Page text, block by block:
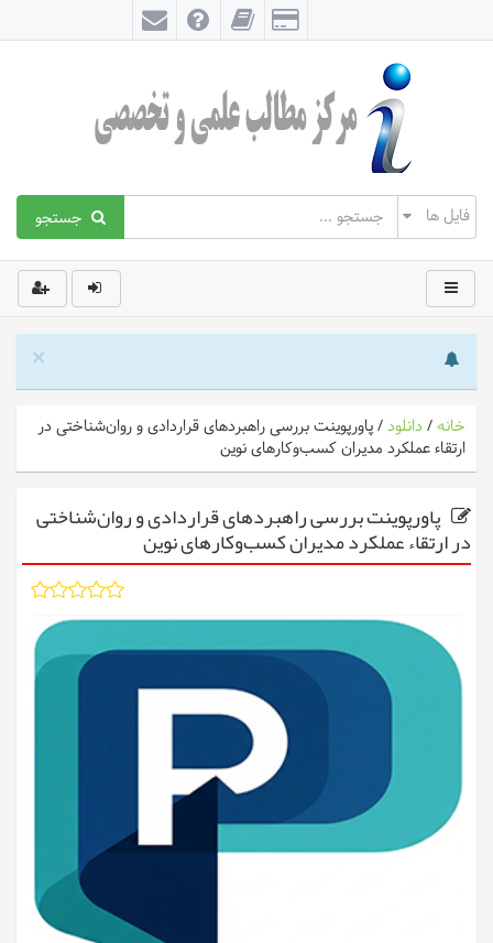
جستجو
×
خانه/ دانلود/پاورپوینت بررسی راهبردهای قراردادی و روان‌شناختی در
ارتقاء عملکرد مدیران کسب‌وکارهای نوین
پاورپوینت بررسی راهبردهای قراردادی و روان‌شناختی
در ارتقاء عملکرد مدیران کسب‌وکارهای نوین